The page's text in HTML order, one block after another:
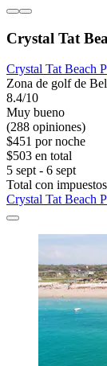
Crystal Tat
Crystal Tat Beach
Zona de golf de
8.4/10
Muy bueno
(288 opiniones)
$451 por noche
$503 en total
5 sept - 6 sept
Total con
Crystal Tat Beach